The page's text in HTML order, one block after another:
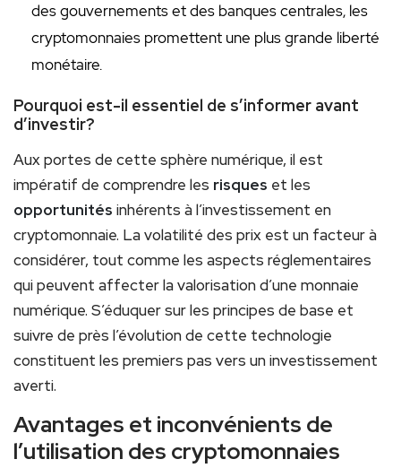
des gouvernements et des banques centrales, les
cryptomonnaies promettent une plus grande liberté
monétaire.
Pourquoi est-il essentiel de s’informer avant
d’investir?
Aux portes de cette sphère numérique, il est
impératif de comprendre les risques et les
opportunités inhérents à l’investissement en
cryptomonnaie. La volatilité des prix est un facteur à
considérer, tout comme les aspects réglementaires
qui peuvent affecter la valorisation d’une monnaie
numérique. S’éduquer sur les principes de base et
suivre de près l’évolution de cette technologie
constituent les premiers pas vers un investissement
averti.
Avantages et inconvénients de
l’utilisation des cryptomonnaies